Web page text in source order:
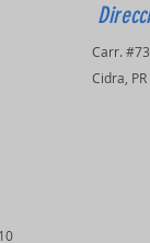
Carr.
Cidra,